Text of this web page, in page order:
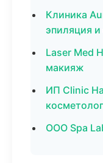
Клиника
эпиляция
Laser Med
макияж
ИП Clinic
ООО Spa